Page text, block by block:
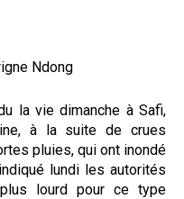
Ndong
la vie dimanche à Safi,
à la suite de crues
pluies, qui ont inondé
lundi les autorités
lourd pour ce type